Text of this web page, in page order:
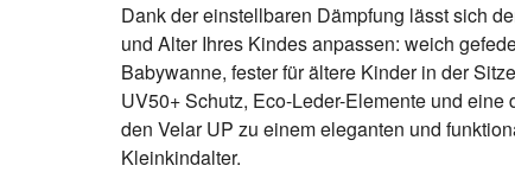
Dank der einstellbaren Dämpfung lässt sich
und Alter Ihres Kindes anpassen: weich
Babywanne, fester für ältere Kinder in der
UV50+ Schutz, Eco-Leder-Elemente und eine
den Velar UP zu einem eleganten und
Kleinkindalter.